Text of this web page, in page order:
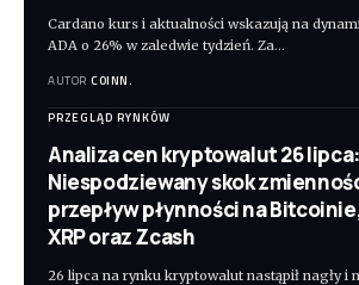
Cardano kurs i aktualności wskazują na
ADA o 26% w zaledwie tydzień. Za…
AUTOR COINN.
PRZEGLĄD RYNKÓW
Analiza cen kryptowalut 26 lipca:
Niespodziewany skok
przepływ płynności na
XRP oraz Zcash
26 lipca na rynku kryptowalut nastąpił nagły i